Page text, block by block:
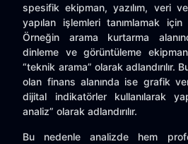
spesifik ekipman, yazılım, veri
yapılan işlemleri tanımlamak
Örneğin arama kurtarma
dinleme ve görüntüleme
“teknik arama” olarak adlandırılır.
olan finans alanında ise grafik
dijital indikatörler kullanılarak
analiz” olarak adlandırılır.
Bu nedenle analizde hem